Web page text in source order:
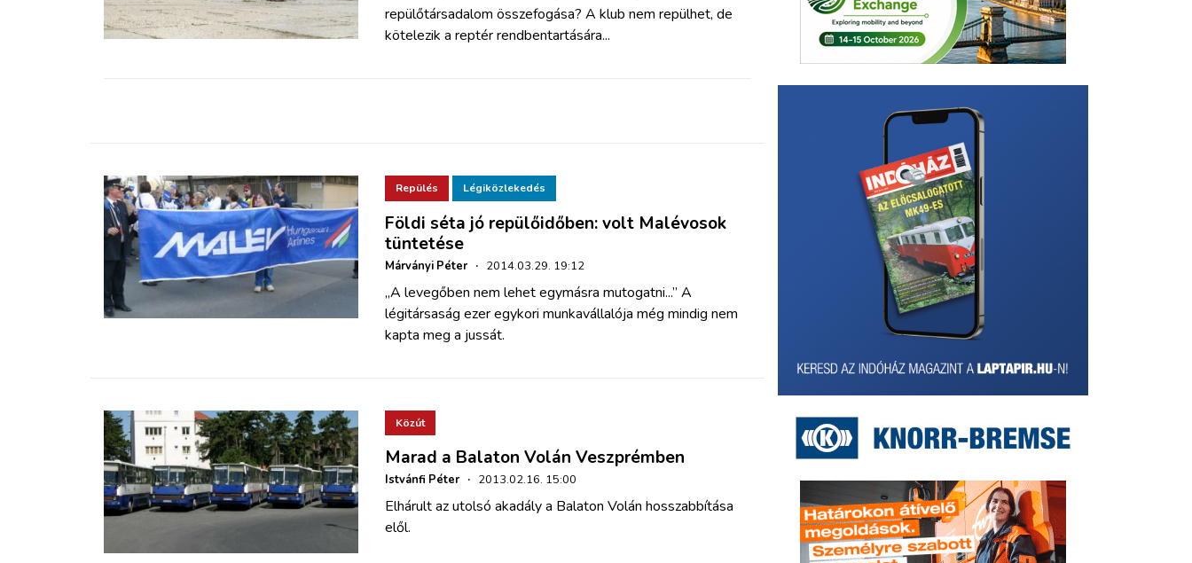
WEBSHOP
REGISZTRÁCIÓ
repülőtársadalom összefogása? A klub nem repülhet, de
kötelezik a reptér rendbentartására...
Repülés Légiközlekedés
Földi séta jó repülőidőben: volt Malévosok
tüntetése
Márványi Péter · 2014.03.29. 19:12
„A levegőben nem lehet egymásra mutogatni...” A
légitársaság ezer egykori munkavállalója még mindig nem
kapta meg a jussát.
Közút
Marad a Balaton Volán Veszprémben
Istvánfi Péter · 2013.02.16. 15:00
Elhárult az utolsó akadály a Balaton Volán hosszabbítása
elől.